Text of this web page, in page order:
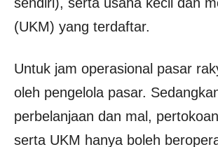
(UKM) yang terdaftar.
Untuk jam operasional pasar
oleh pengelola pasar.
perbelanjaan dan mal,
serta UKM hanya boleh